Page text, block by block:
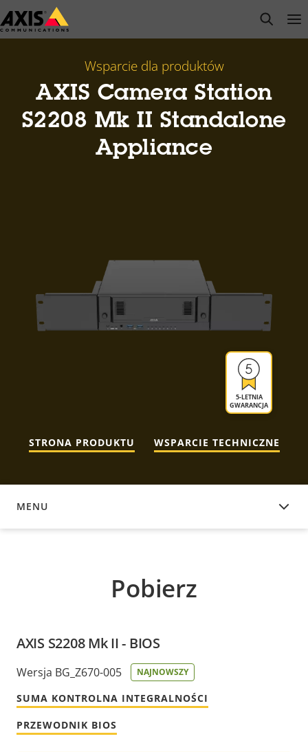
Przejdź
do
open
Wsparcie dla produktów
AXIS Camera Station
S2208 Mk II Standalone
Appliance
5-LETNIA
GWARANCJA
STRONA PRODUKTU WSPARCIE TECHNICZNE
MENU
POBIERZ
Pobierz
AXIS S2208 Mk II - BIOS
Wersja BG_Z670-005 NAJNOWSZY
SUMA KONTROLNA INTEGRALNOŚCI
PRZEWODNIK BIOS